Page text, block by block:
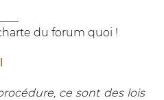
du forum quoi !
ce sont des lois